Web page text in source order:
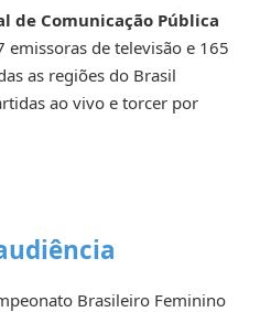
de Comunicação Pública
emissoras de televisão e 165
as regiões do Brasil
ao vivo e torcer por
Brasileiro Feminino